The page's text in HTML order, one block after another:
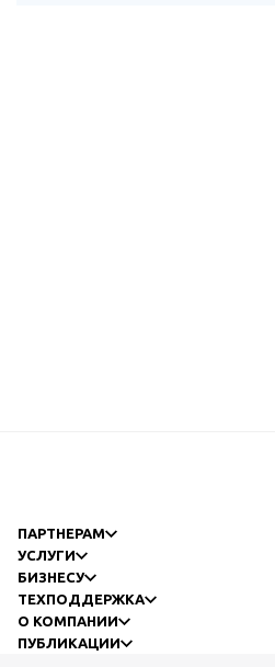
ПАРТНЕРАМ
УСЛУГИ
БИЗНЕСУ
ТЕХПОДДЕРЖКА
О КОМПАНИИ
ПУБЛИКАЦИИ